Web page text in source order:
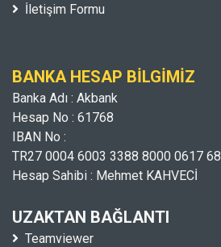
İletişim Formu
BANKA HESAP BILGIMIZ
Banka Adı : Akbank
Hesap No : 61768
IBAN No :
TR27 0004 6003 3388 8000 0617 68
Hesap Sahibi : Mehmet KAHVECİ
UZAKTAN BAĞLANTI
Teamviewer